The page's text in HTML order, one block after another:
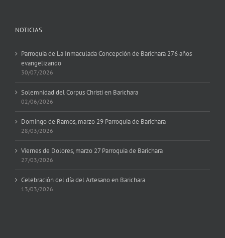
NOTICIAS
Parroquia de La Inmaculada Concepción de Barichara 276 años
evangelizando
30/07/2026
Solemnidad del Corpus Christi en Barichara
02/06/2026
Domingo de Ramos, marzo 29 Parroquia de Barichara
28/03/2026
Viernes de Dolores, marzo 27 Parroquia de Barichara
27/03/2026
Celebración del día del Artesano en Barichara
13/03/2026